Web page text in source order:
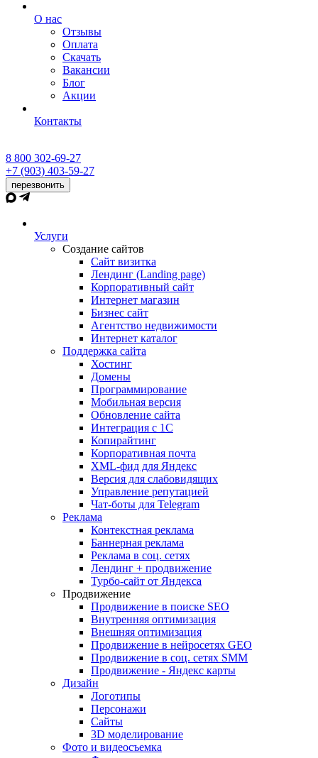
О нас
Отзывы
Оплата
Скачать
Вакансии
Блог
Акции
Контакты
8 800 302-69-27
+7 (903) 403-59-27
перезвонить
Услуги
Создание сайтов
Сайт визитка
Лендинг (Landing page)
Корпоративный сайт
Интернет магазин
Бизнес сайт
Агентство недвижимости
Интернет каталог
Поддержка сайта
Хостинг
Домены
Программирование
Мобильная версия
Обновление сайта
Интеграция с 1С
Копирайтинг
Корпоративная почта
XML-фид для Яндекс
Версия для слабовидящих
Управление репутацией
Чат-боты для Telegram
Реклама
Контекстная реклама
Баннерная реклама
Реклама в соц. сетях
Лендинг + продвижение
Турбо-сайт от Яндекса
Продвижение
Продвижение в поиске SEO
Внутренняя оптимизация
Внешняя оптимизация
Продвижение в нейросетях GEO
Продвижение в соц. сетях SMM
Продвижение - Яндекс карты
Дизайн
Логотипы
Персонажи
Сайты
3D моделирование
Фото и видеосъемка